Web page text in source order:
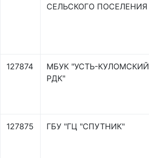
СЕЛЬСКОГО ПОСЕЛЕНИЯ
127874
МБУК "УСТЬ-КУЛОМСКИЙ
РДК"
127875 ГБУ "ГЦ "СПУТНИК"